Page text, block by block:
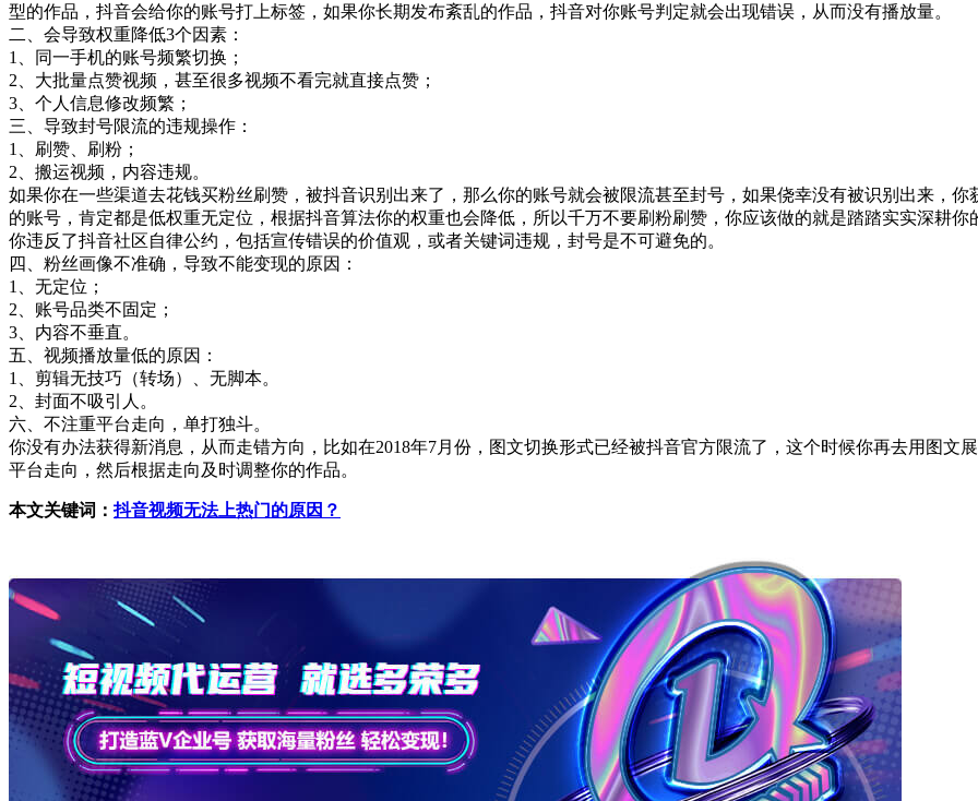
型的作品，抖音会给你的账号打上标签，如果你长期发布紊乱的作品，抖音对你账号判定就会出现错误，从而没有播放量。
二、会导致权重降低3个因素：
1、同一手机的账号频繁切换；
2、大批量点赞视频，甚至很多视频不看完就直接点赞；
3、个人信息修改频繁；
三、导致封号限流的违规操作：
1、刷赞、刷粉；
2、搬运视频，内容违规。
如果你在一些渠道去花钱买粉丝刷赞，被抖音识别出来了，那么你的账号就会被限流甚至封号，如果侥幸没有被识别出来，
的账号，肯定都是低权重无定位，根据抖音算法你的权重也会降低，所以千万不要刷粉刷赞，你应该做的就是踏踏实实深耕
你违反了抖音社区自律公约，包括宣传错误的价值观，或者关键词违规，封号是不可避免的。
四、粉丝画像不准确，导致不能变现的原因：
1、无定位；
2、账号品类不固定；
3、内容不垂直。
五、视频播放量低的原因：
1、剪辑无技巧（转场）、无脚本。
2、封面不吸引人。
六、不注重平台走向，单打独斗。
你没有办法获得新消息，从而走错方向，比如在2018年7月份，图文切换形式已经被抖音官方限流了，这个时候你再去用图文
平台走向，然后根据走向及时调整你的作品。
本文关键词：抖音视频无法上热门的原因？